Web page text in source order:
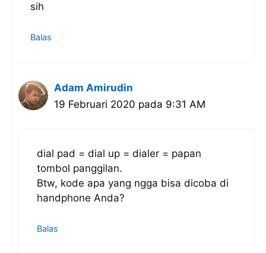
sih
Balas
Adam Amirudin
19 Februari 2020 pada 9:31 AM
dial pad = dial up = dialer = papan
tombol panggilan.
Btw, kode apa yang ngga bisa dicoba di
handphone Anda?
Balas